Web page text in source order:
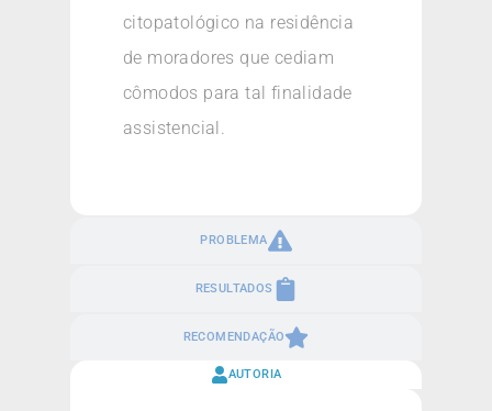
PROBLEMA
RESULTADOS
RECOMENDAÇÃO
citopatológico na residência
de moradores que cediam
cômodos para tal finalidade
assistencial.
AUTORIA